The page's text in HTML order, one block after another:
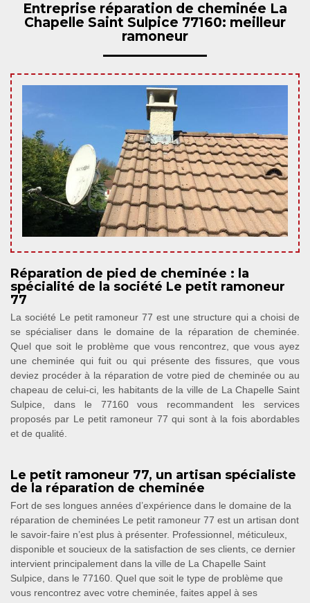
Entreprise réparation de cheminée La
Chapelle Saint Sulpice 77160: meilleur
ramoneur
Réparation de pied de cheminée : la
spécialité de la société Le petit ramoneur
77
La société Le petit ramoneur 77 est une structure qui a choisi de
se spécialiser dans le domaine de la réparation de cheminée.
Quel que soit le problème que vous rencontrez, que vous ayez
une cheminée qui fuit ou qui présente des fissures, que vous
deviez procéder à la réparation de votre pied de cheminée ou au
chapeau de celui-ci, les habitants de la ville de La Chapelle Saint
Sulpice, dans le 77160 vous recommandent les services
proposés par Le petit ramoneur 77 qui sont à la fois abordables
et de qualité.
Le petit ramoneur 77, un artisan spécialiste
de la réparation de cheminée
Fort de ses longues années d’expérience dans le domaine de la
réparation de cheminées Le petit ramoneur 77 est un artisan dont
le savoir-faire n’est plus à présenter. Professionnel, méticuleux,
disponible et soucieux de la satisfaction de ses clients, ce dernier
intervient principalement dans la ville de La Chapelle Saint
Sulpice, dans le 77160. Quel que soit le type de problème que
vous rencontrez avec votre cheminée, faites appel à ses